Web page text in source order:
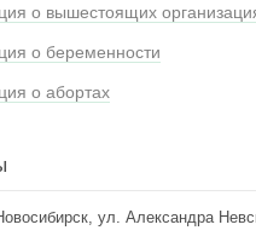
о вышестоящих
о беременности
о абортах
ул. Александра